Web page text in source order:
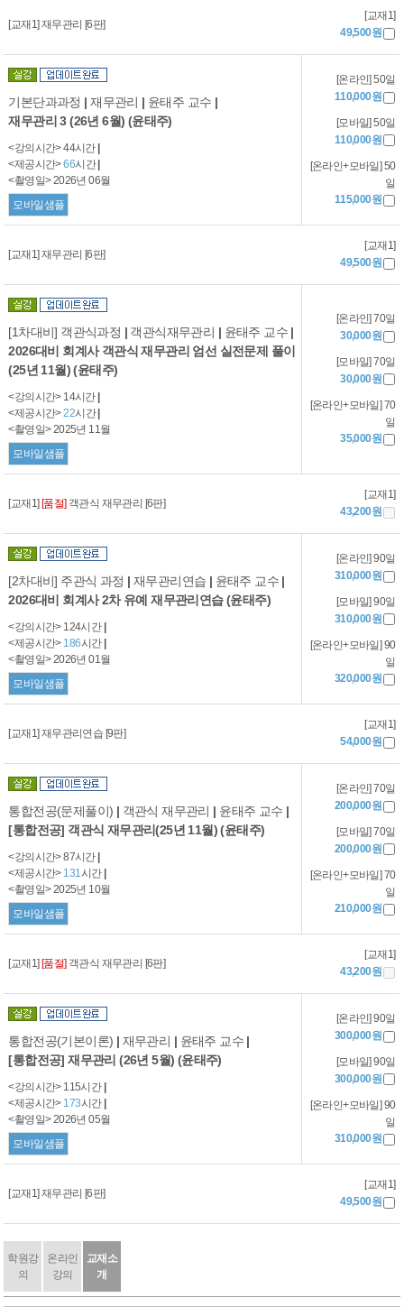
[교재1] 재무관리 [6판]
[교재1]
49,500원
기본단과과정 | 재무관리 | 윤태주 교수 |
재무관리 3 (26년 6월) (윤태주)
<강의시간> 44시간 |
<제공시간>66시간|
<촬영일> 2026년 06월
모바일샘플
[온라인] 50일
110,000원
[모바일] 50일
110,000원
[온라인+모바일] 50
일
115,000원
[교재1] 재무관리 [6판]
[교재1]
49,500원
[1차대비] 객관식과정 | 객관식재무관리 | 윤태주 교수 |
2026대비 회계사 객관식 재무관리 엄선 실전문제 풀이
(25년 11월) (윤태주)
<강의시간> 14시간 |
<제공시간>22시간|
<촬영일> 2025년 11월
모바일샘플
[온라인] 70일
30,000원
[모바일] 70일
30,000원
[온라인+모바일] 70
일
35,000원
[교재1][품절]객관식 재무관리 [6판]
[교재1]
43,200원
[2차대비] 주관식 과정 | 재무관리연습 | 윤태주 교수 |
2026대비 회계사 2차 유예 재무관리연습 (윤태주)
<강의시간> 124시간 |
<제공시간> 186시간 |
<촬영일> 2026년 01월
모바일샘플
[온라인] 90일
310,000원
[모바일] 90일
310,000원
[온라인+모바일] 90
일
320,000원
[교재1] 재무관리연습 [9판]
[교재1]
54,000원
통합전공(문제풀이) | 객관식 재무관리 | 윤태주 교수 |
[통합전공] 객관식 재무관리(25년 11월) (윤태주)
<강의시간> 87시간 |
<제공시간> 131 시간 |
<촬영일> 2025년 10월
모바일샘플
[온라인] 70일
200,000원
[모바일] 70일
200,000원
[온라인+모바일] 70
일
210,000원
[교재1][품절]객관식 재무관리 [6판]
[교재1]
43,200원
통합전공(기본이론) | 재무관리 | 윤태주 교수 |
[통합전공] 재무관리 (26년 5월) (윤태주)
<강의시간> 115시간 |
<제공시간> 173시간 |
<촬영일> 2026년 05월
모바일샘플
[온라인] 90일
300,000원
[모바일] 90일
300,000원
[온라인+모바일] 90
일
310,000원
[교재1] 재무관리 [6판]
[교재1]
49,500원
학원강
의
온라인
강의
교재소
개